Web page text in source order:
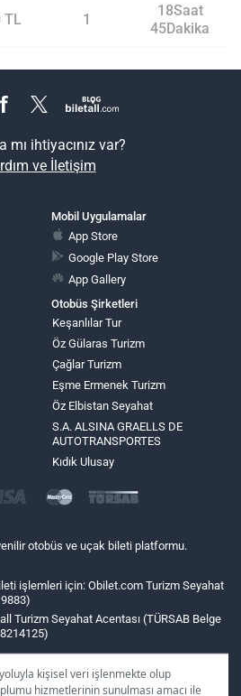
kişisel veri işlenmekte olup
hizmetlerinin sunulması amacı ile
TL 1
18Saat
45Dakika
mı ihtiyacınız var?
ve İletişim
Mobil Uygulamalar
App Store
Google Play Store
App Gallery
Otobüs Şirketleri
Keşanlılar Tur
Öz Gülaras Turizm
Çağlar Turizm
Eşme Ermenek Turizm
Öz Elbistan Seyahat
S.A. ALSINA GRAELLS DE
AUTOTRANSPORTES
Kıdık Ulusay
otobüs ve uçak bileti platformu.
işlemleri için: Obilet.com Turizm Seyahat
Turizm Seyahat Acentası (TÜRSAB Belge